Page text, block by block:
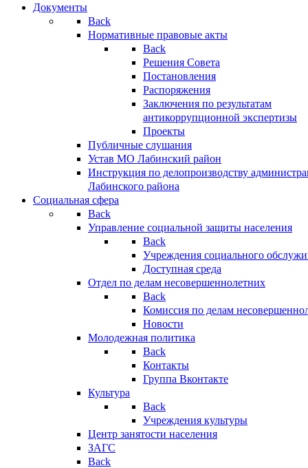
Документы
Back
Нормативные правовые акты
Back
Решения Совета
Постановления
Распоряжения
Заключения по результатам
антикоррупционной экспертизы
Проекты
Публичные слушания
Устав МО Лабинский район
Инструкция по делопроизводству
Лабинского района
Социальная сфера
Back
Управление социальной защиты населения
Back
Учреждения социального
Доступная среда
Отдел по делам несовершеннолетних
Back
Комиссия по делам
Новости
Молодежная политика
Back
Контакты
Группа Вконтакте
Культура
Back
Учреждения культуры
Центр занятости населения
ЗАГС
Back